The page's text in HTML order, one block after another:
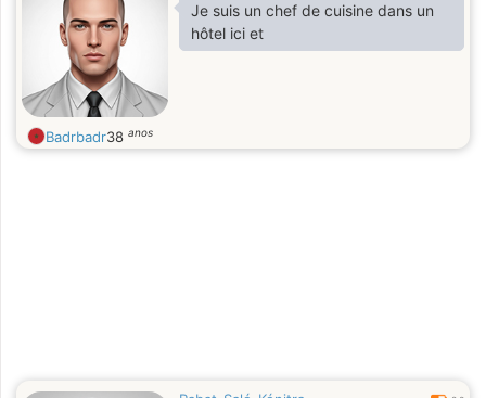
Je suis un chef de cuisine dans un
hôtel ici et
Badrbadr38 anos